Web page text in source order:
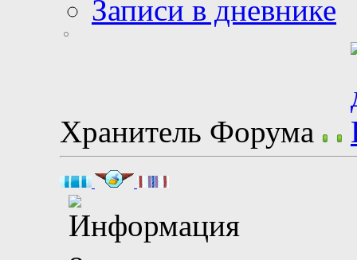
Записи в дневнике
Хранитель Форума